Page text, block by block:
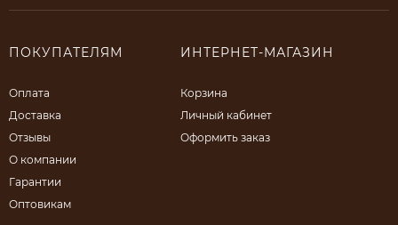
ПОКУПАТЕЛЯМ
Оплата
Доставка
Отзывы
О компании
Гарантии
Оптовикам
ИНТЕРНЕТ-МАГАЗИН
Корзина
Личный кабинет
Оформить заказ